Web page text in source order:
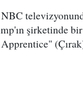
şirketinde
Apprentice"